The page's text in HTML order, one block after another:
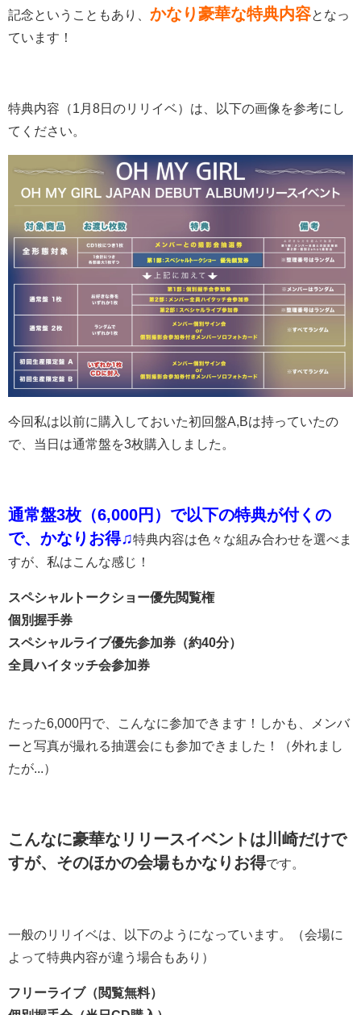
記念ということもあり、 かなり豪華な特典内容となっ
ています！
特典内容（1月8日のリリイベ）は、以下の画像を参考にし
てください。
今回私は以前に購入しておいた初回盤A,Bは持っていたの
で、当日は通常盤を3枚購入しました。
通常盤3枚（6,000円）で以下の特典が付くの
で、かなりお得♫特典内容は色々な組み合わせを選べま
すが、私はこんな感じ！
スペシャルトークショー優先閲覧権
個別握手券
スペシャルライブ優先参加券（約40分）
全員ハイタッチ会参加券
たった6,000円で、こんなに参加できます！しかも、メンバ
ーと写真が撮れる抽選会にも参加できました！（外れまし
たが...）
こんなに豪華なリリースイベントは川崎だけで
すが、そのほかの会場もかなりお得です。
一般のリリイベは、以下のようになっています。（会場に
よって特典内容が違う場合もあり）
フリーライブ（閲覧無料）